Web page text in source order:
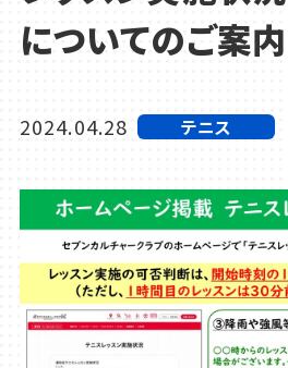
についてのご案内
2024.04.28 テニス